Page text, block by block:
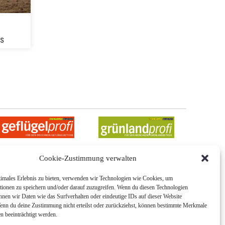
Cookie-Zustimmung verwalten
Erlebnis zu bieten, verwenden wir Technologien wie Cookies, um
zu speichern und/oder darauf zuzugreifen. Wenn du diesen Technologien
wir Daten wie das Surfverhalten oder eindeutige IDs auf dieser Website
du deine Zustimmung nicht erteilst oder zurückziehst, können bestimmte Merkmale
beeinträchtigt werden.
Impressum
Nutzungsbedingungen